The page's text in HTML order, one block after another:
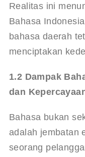
Realitas ini
Bahasa
bahasa daerah
menciptakan
1.2 Dampak
dan
Bahasa bukan
adalah jembatan
seorang